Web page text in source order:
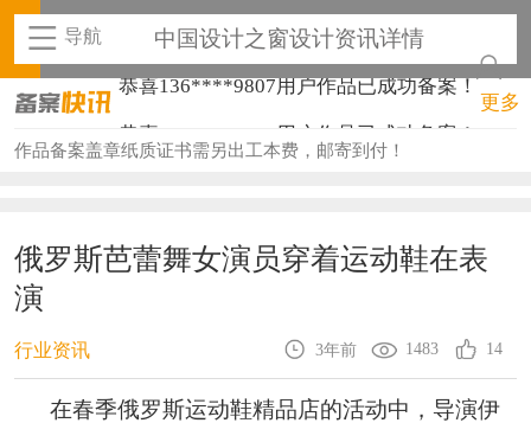
导航 中国设计之窗设计资讯详情
恭喜136****9807用户作品已成功备案！
恭喜150****6483用户作品已成功备案！
恭喜159****4201用户作品已成功备案！
恭喜131****1475用户作品已成功备案！
恭喜133****8874用户作品已成功备案！
更多
作品备案盖章纸质证书需另出工本费，邮寄到付！
俄罗斯芭蕾舞女演员穿着运动鞋在表
演
行业资讯 3年前 1483 14
在春季俄罗斯运动鞋精品店的活动中，导演伊